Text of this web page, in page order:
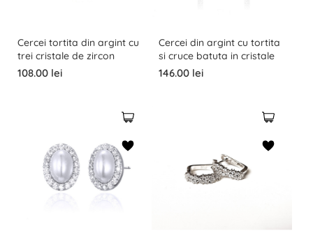
Cercei tortita din argint cu
trei cristale de zircon
108.00 lei
Cercei din argint cu tortita
si cruce batuta in cristale
146.00 lei